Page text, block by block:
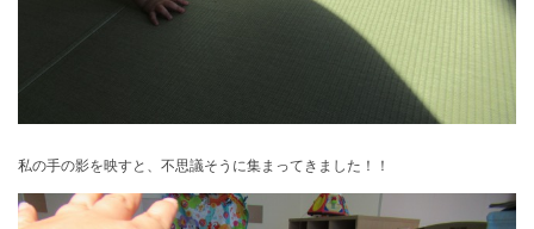
私の手の影を映すと、不思議そうに集まってきました！！